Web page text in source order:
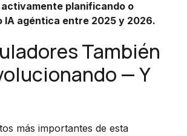
planificando o
IA agéntica entre 2025 y 2026.
También
— Y
más importantes de esta